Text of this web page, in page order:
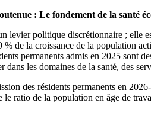
: Le fondement de la santé
levier politique discrétionnaire ;
% de la croissance de la population
permanents admis en 2025 sont
les domaines de la santé, des
des résidents permanents en
le ratio de la population en âge de